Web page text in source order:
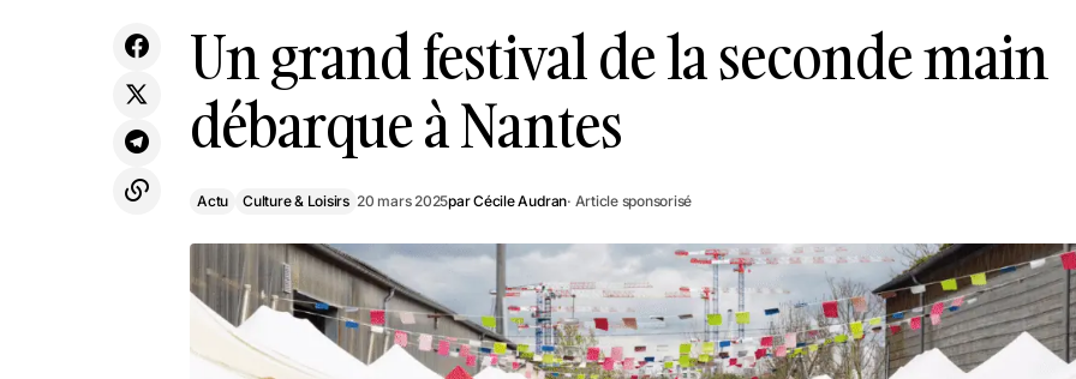
Un grand festival de la seconde main
débarque à Nantes
Actu Culture & Loisirs 20 mars 2025parCécile Audran· Article sponsorisé